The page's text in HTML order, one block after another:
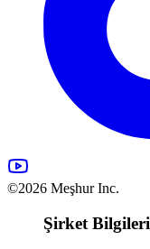
©2026 Meşhur Inc.
Şirket Bilgileri